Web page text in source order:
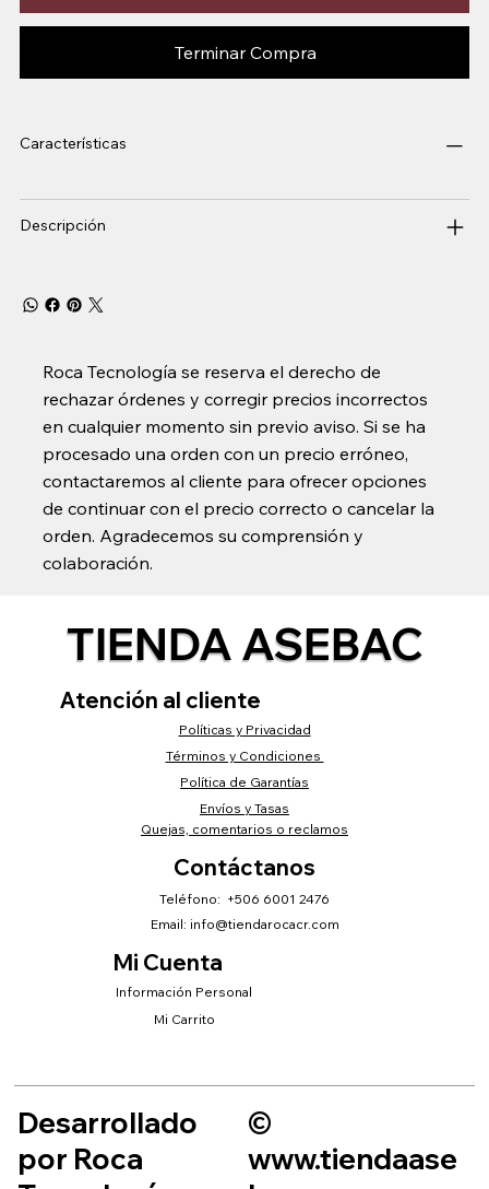
Terminar Compra
Características
Descripción
Roca Tecnología se reserva el derecho de
rechazar órdenes y corregir precios incorrectos
en cualquier momento sin previo aviso. Si se ha
procesado una orden con un precio erróneo,
contactaremos al cliente para ofrecer opciones
de continuar con el precio correcto o cancelar la
orden. Agradecemos su comprensión y
colaboración.
TIENDA ASEBAC
Atención al cliente
Políticas y Privacidad
Términos y Condiciones
Envíos y Tasas
Política de Garantías
Quejas, comentarios o reclamos
Mi Cuenta
Información Personal
Mi Carrito
Contáctanos
Teléfono: +506 6001 2476
Email: info@tiendarocacr.com
Desarrollado
por Roca
©
www.tiendaase